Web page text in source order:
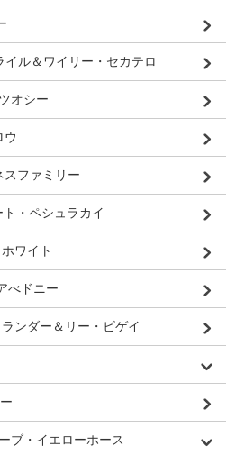
イル＆ワイリー・セカテロ
オシー
ウ
スファミリー
ト・ペシュラカイ
ワイト
べドニー
ンダー＆リー・ビゲイ
ブ・イエローホース